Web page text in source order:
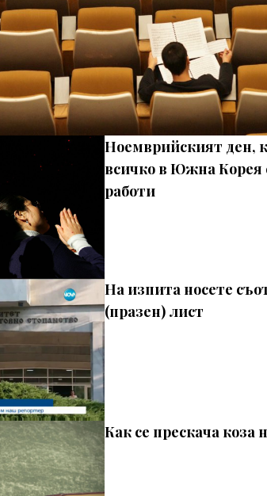
Ноемврийският ден,
всичко в Южна Корея
работи
На изпита носете
(празен) лист
Как се прескача коза